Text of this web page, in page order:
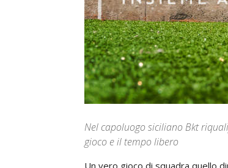
Nel capoluogo siciliano Bkt
gioco e il tempo libero
Un vero gioco di squadra quello